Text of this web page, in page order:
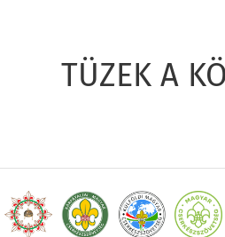
TÜZEK A